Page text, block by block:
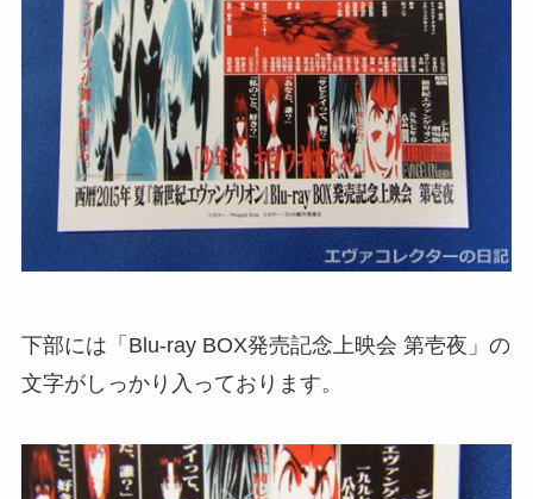
下部には「Blu-ray BOX発売記念上映会 第壱夜」の
文字がしっかり入っております。